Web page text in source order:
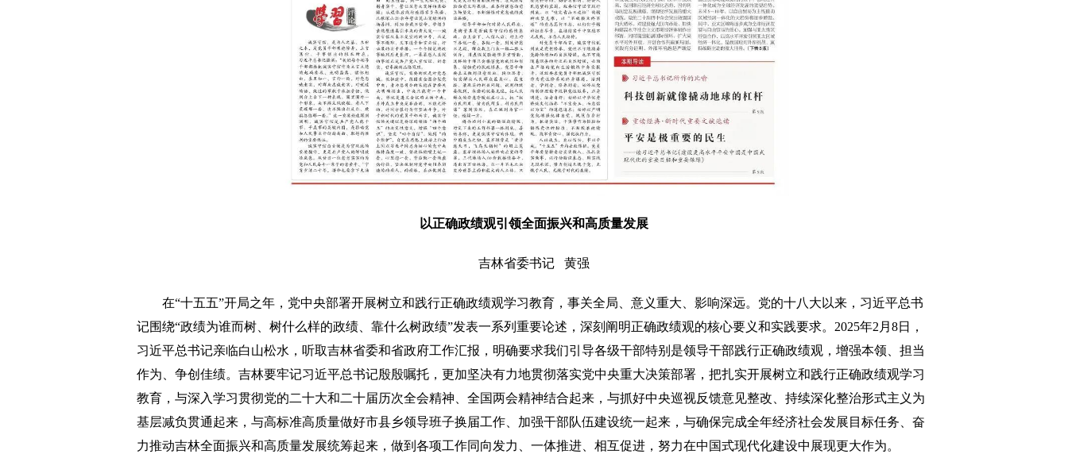
以正确政绩观引领全面振兴和高质量发展
吉林省委书记 黄强
在“十五五”开局之年，党中央部署开展树立和践行正确政绩观学习教育，事关全局、意义重大、影响深远。党的十八大以来，习近平总书
记围绕“政绩为谁而树、树什么样的政绩、靠什么树政绩”发表一系列重要论述，深刻阐明正确政绩观的核心要义和实践要求。2025年2月8日，
习近平总书记亲临白山松水，听取吉林省委和省政府工作汇报，明确要求我们引导各级干部特别是领导干部践行正确政绩观，增强本领、担当
作为、争创佳绩。吉林要牢记习近平总书记殷殷嘱托，更加坚决有力地贯彻落实党中央重大决策部署，把扎实开展树立和践行正确政绩观学习
教育，与深入学习贯彻党的二十大和二十届历次全会精神、全国两会精神结合起来，与抓好中央巡视反馈意见整改、持续深化整治形式主义为
基层减负贯通起来，与高标准高质量做好市县乡领导班子换届工作、加强干部队伍建设统一起来，与确保完成全年经济社会发展目标任务、奋
力推动吉林全面振兴和高质量发展统筹起来，做到各项工作同向发力、一体推进、相互促进，努力在中国式现代化建设中展现更大作为。